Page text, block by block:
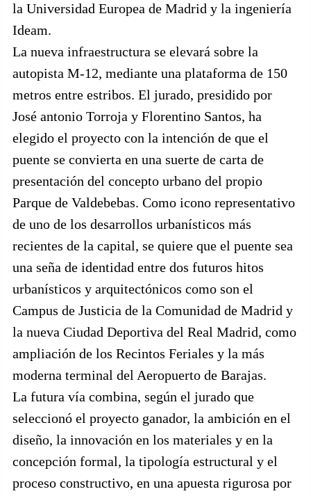
la Universidad Europea de Madrid y la ingeniería
Ideam.
La nueva infraestructura se elevará sobre la
autopista M-12, mediante una plataforma de 150
metros entre estribos. El jurado, presidido por
José antonio Torroja y Florentino Santos, ha
elegido el proyecto con la intención de que el
puente se convierta en una suerte de carta de
presentación del concepto urbano del propio
Parque de Valdebebas. Como icono representativo
de uno de los desarrollos urbanísticos más
recientes de la capital, se quiere que el puente sea
una seña de identidad entre dos futuros hitos
urbanísticos y arquitectónicos como son el
Campus de Justicia de la Comunidad de Madrid y
la nueva Ciudad Deportiva del Real Madrid, como
ampliación de los Recintos Feriales y la más
moderna terminal del Aeropuerto de Barajas.
La futura vía combina, según el jurado que
seleccionó el proyecto ganador, la ambición en el
diseño, la innovación en los materiales y en la
concepción formal, la tipología estructural y el
proceso constructivo, en una apuesta rigurosa por